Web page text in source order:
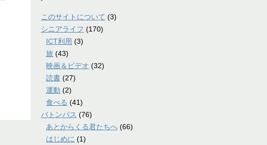
このサイトについて (3)
シニアライフ (170)
ICT利用 (3)
旅 (43)
映画＆ビデオ (32)
読書 (27)
運動 (2)
食べる (41)
バトンパス (76)
あとからくる君たちへ (66)
はじめに (1)